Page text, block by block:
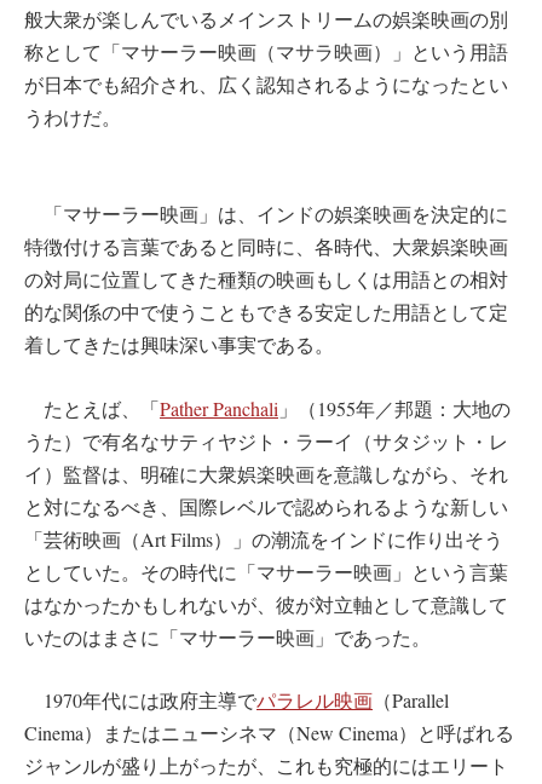
般大衆が楽しんでいるメインストリームの娯楽映画の別
称として「マサーラー映画（マサラ映画）」という用語
が日本でも紹介され、広く認知されるようになったとい
うわけだ。
「マサーラー映画」は、インドの娯楽映画を決定的に
特徴付ける言葉であると同時に、各時代、大衆娯楽映画
の対局に位置してきた種類の映画もしくは用語との相対
的な関係の中で使うこともできる安定した用語として定
着してきたは興味深い事実である。
たとえば、「Pather Panchali 」（1955年／邦題：大地の
うた）で有名なサティヤジト・ラーイ（サタジット・レ
イ）監督は、明確に大衆娯楽映画を意識しながら、それ
と対になるべき、国際レベルで認められるような新しい
「芸術映画（Art Films）」の潮流をインドに作り出そう
としていた。その時代に「マサーラー映画」という言葉
はなかったかもしれないが、彼が対立軸として意識して
いたのはまさに「マサーラー映画」であった。
1970年代には政府主導でパラレル映画 （Parallel
Cinema）またはニューシネマ（New Cinema）と呼ばれる
ジャンルが盛り上がったが、これも究極的にはエリート